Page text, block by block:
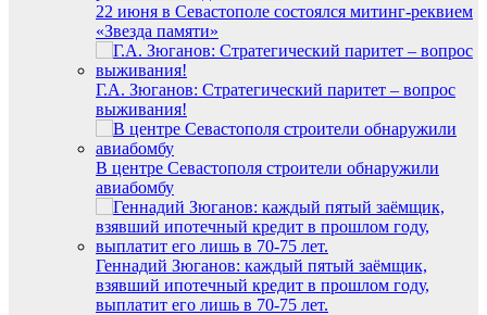
22 июня в Севастополе состоялся митинг-реквием
«Звезда памяти»
Г.А. Зюганов: Стратегический паритет – вопрос
выживания!
В центре Севастополя строители обнаружили
авиабомбу
Геннадий Зюганов: каждый пятый заёмщик,
взявший ипотечный кредит в прошлом году,
выплатит его лишь в 70-75 лет.